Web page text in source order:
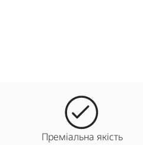
Преміальна якість